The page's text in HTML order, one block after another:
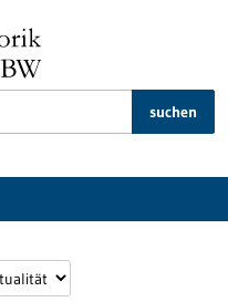
suchen